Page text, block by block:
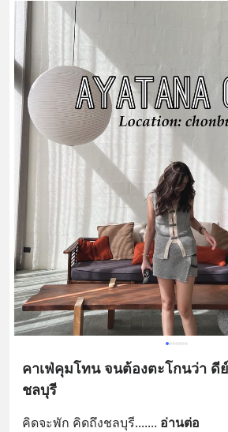
คาเฟ่คุมโทน จนต้องตะโกนว่า ดี
ชลบุรี
คิดจะพัก คิดถึงชลบุรี....... อ่านต่อ